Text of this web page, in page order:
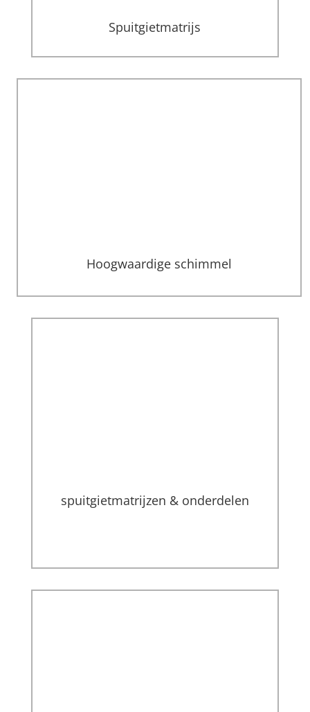
Spuitgietmatrijs
Hoogwaardige schimmel
spuitgietmatrijzen & onderdelen